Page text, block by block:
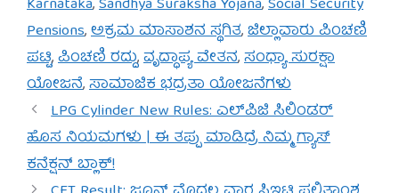
Pensions,ಅಕ್ರಮ ಮಾಸಾಶನ ಸ್ಥಗಿತ,ಜಿಲ್ಲಾವಾರು ಪಿಂಚಣಿ
ಪಟ್ಟಿ,ಪಿಂಚಣಿ ರದ್ದು,ವೃದ್ಧಾಪ್ಯ ವೇತನ,ಸಂಧ್ಯಾ ಸುರಕ್ಷಾ
ಯೋಜನೆ,ಸಾಮಾಜಿಕ ಭದ್ರತಾ ಯೋಜನೆಗಳು
LPG Cylinder New Rules: ಎಲ್‌ಪಿಜಿ ಸಿಲಿಂಡರ್
ಹೊಸ ನಿಯಮಗಳು | ಈ ತಪ್ಪು ಮಾಡಿದ್ರೆ ನಿಮ್ಮ ಗ್ಯಾಸ್
ಕನೆಕ್ಷನ್ ಬ್ಲಾಕ್!